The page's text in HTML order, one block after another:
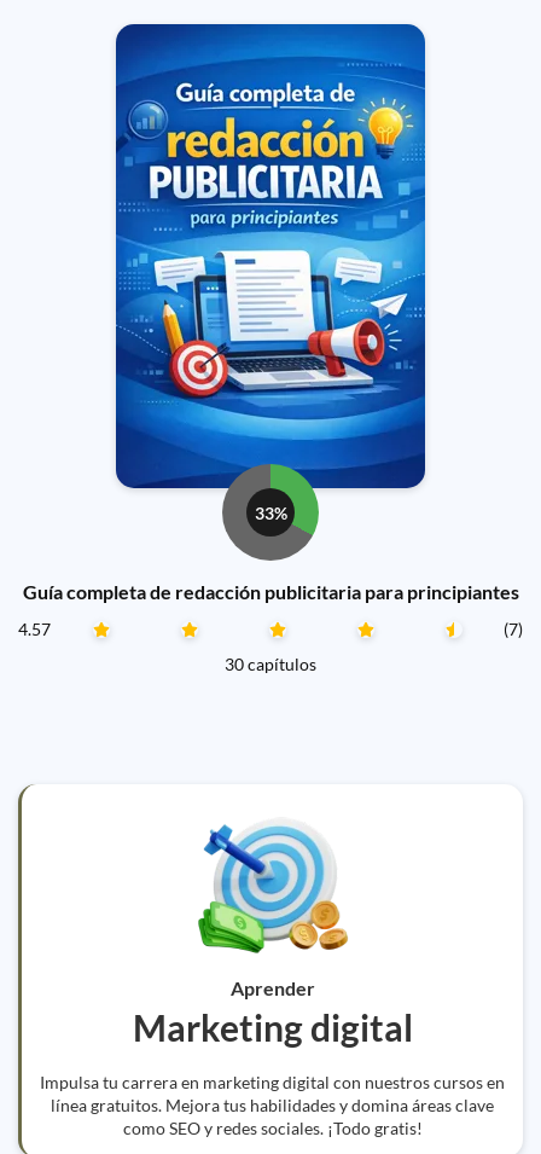
33%
Guía completa de redacción publicitaria para principiantes
4.57
(7)
30 capítulos
Aprender
Marketing digital
Impulsa tu carrera en marketing digital con nuestros cursos en
línea gratuitos. Mejora tus habilidades y domina áreas clave
como SEO y redes sociales. ¡Todo gratis!